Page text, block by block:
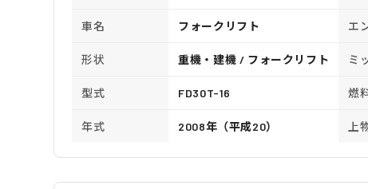
車名 フォークリフト エ
形状 重機・建機 / フォークリフト ミ
型式 FD30T-16 燃
年式 2008年（平成20） 上